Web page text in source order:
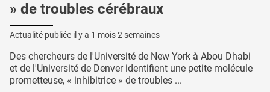
» de troubles cérébraux
Actualité publiée il y a 1 mois 2 semaines
Des chercheurs de l'Université de New York à Abou Dhabi
et de l'Université de Denver identifient une petite molécule
prometteuse, « inhibitrice » de troubles ...